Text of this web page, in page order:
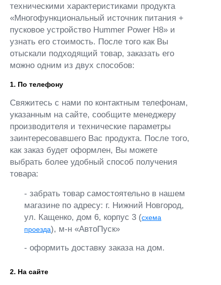
техническими характеристиками продукта
«Многофункциональный источник питания +
пусковое устройство Hummer Power H8» и
узнать его стоимость. После того как Вы
отыскали подходящий товар, заказать его
можно одним из двух способов:
1. По телефону
Свяжитесь с нами по контактным телефонам,
указанным на сайте, сообщите менеджеру
производителя и технические параметры
заинтересовавшего Вас продукта. После того,
как заказ будет оформлен, Вы можете
выбрать более удобный способ получения
товара:
- забрать товар самостоятельно в нашем
магазине по адресу: г. Нижний Новгород,
ул. Кащенко, дом 6, корпус 3 (схема
проезда), м-н «АвтоПуск»
- оформить доставку заказа на дом.
2. На сайте